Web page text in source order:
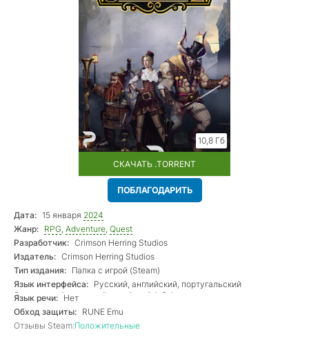
10,8 Гб
СКАЧАТЬ .TORRENT
ПОБЛАГОДАРИТЬ
Дата: 15 января 2024
Жанр: RPG, Adventure, Quest
Разработчик: Crimson Herring Studios
Издатель: Crimson Herring Studios
Тип издания: Папка с игрой (Steam)
Язык интерфейса: Русский, английский, португальский
бразильский, турецкий, китайский (оба)
Язык речи: Нет
Обход защиты: RUNE Emu
Отзывы Steam:Положительные